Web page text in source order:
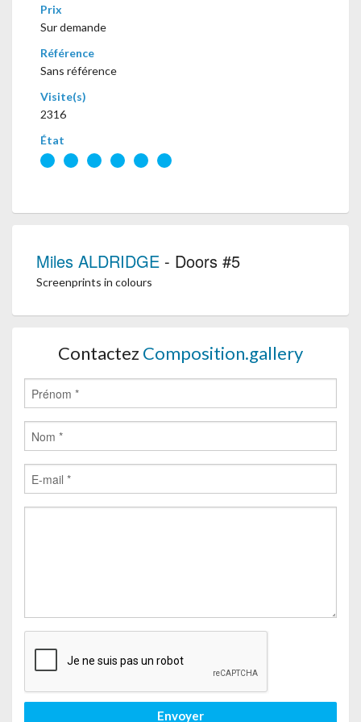
Prix
Sur demande
Référence
Sans référence
Visite(s)
2316
État
Miles ALDRIDGE - Doors #5
Screenprints in colours
Contactez Composition.gallery
Envoyer